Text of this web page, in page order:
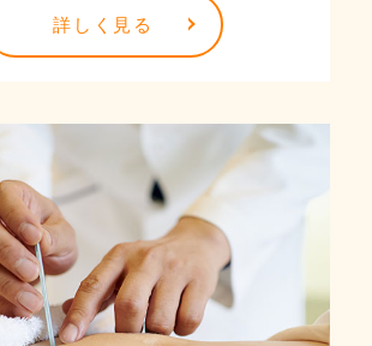
詳しく見る